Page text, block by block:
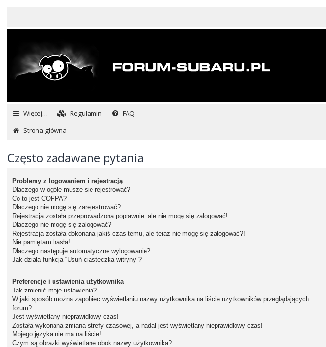
Więcej… Regulamin FAQ
Strona główna
Często zadawane pytania
Problemy z logowaniem i rejestracją
Dlaczego w ogóle muszę się rejestrować?
Co to jest COPPA?
Dlaczego nie mogę się zarejestrować?
Rejestracja została przeprowadzona poprawnie, ale nie mogę się zalogować!
Dlaczego nie mogę się zalogować?
Rejestracja została dokonana jakiś czas temu, ale teraz nie mogę się zalogować?!
Nie pamiętam hasła!
Dlaczego następuje automatyczne wylogowanie?
Jak działa funkcja “Usuń ciasteczka witryny”?
Preferencje i ustawienia użytkownika
Jak zmienić moje ustawienia?
W jaki sposób można zapobiec wyświetlaniu nazwy użytkownika na liście użytkowników przeglądających
forum?
Jest wyświetlany nieprawidłowy czas!
Została wykonana zmiana strefy czasowej, a nadal jest wyświetlany nieprawidłowy czas!
Mojego języka nie ma na liście!
Czym są obrazki wyświetlane obok nazwy użytkownika?